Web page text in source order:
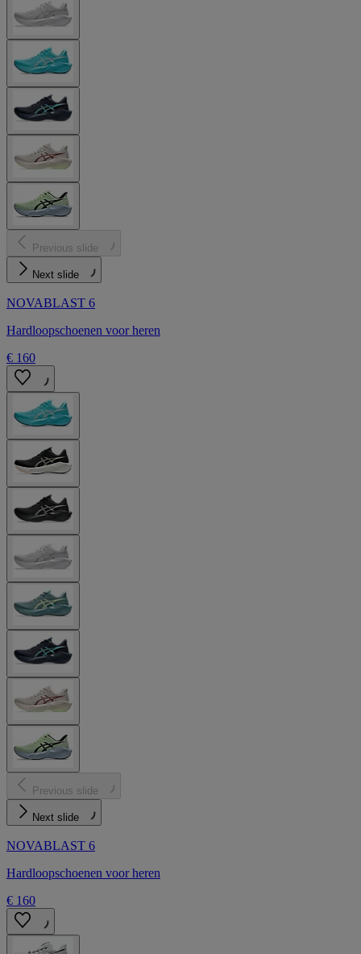
Previous slide
Next slide
NOVABLAST 6
Hardloopschoenen voor heren
€ 160
Previous slide
Next slide
NOVABLAST 6
Hardloopschoenen voor heren
€ 160